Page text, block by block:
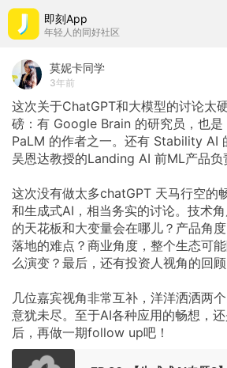
即刻App
年轻人的同好社区
莫妮卡同学
3年前
这次关于ChatGPT和大模型的讨论太
磅：有 Google Brain 的研究员，也是
PaLM 的作者之一。还有 Stability AI
吴恩达教授的Landing AI 前ML产品负
这次没有做太多chatGPT 天马行空的
和生成式AI，相当务实的讨论。技术
的天花板和大变量会在哪儿？产品角
落地的难点？商业角度，整个生态可
么演变？最后，还有投资人视角的回顾
几位嘉宾视角非常互补，洋洋洒洒两
意犹未尽。至于AI各种应用的畅想，
后，再做一期follow up吧！